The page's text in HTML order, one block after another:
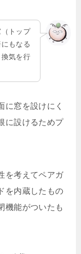
トップ
もなる
気を行
に窓を設けにく
に設けるためプ
を考えてペアガ
を内蔵したもの
機能がついたも